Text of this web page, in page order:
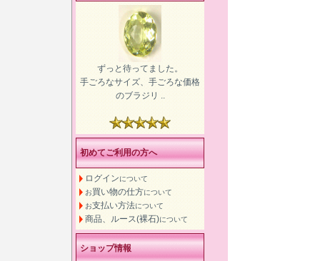
ずっと待ってました。
手ごろなサイズ、手ごろな価格
のブラジリ ..
初めてご利用の方へ
ログインについて
お買い物の仕方について
お支払い方法について
商品、ルース(裸石)について
ショップ情報